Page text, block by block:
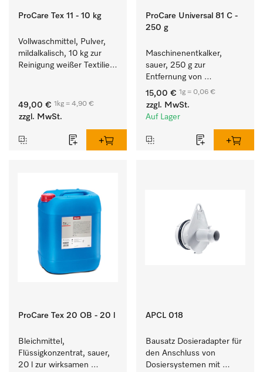
ProCare Tex 11 - 10 kg
Vollwaschmittel, Pulver,
mildalkalisch, 10 kg zur
Reinigung weißer Textilien
49,00 € 1kg = 4,90 €
zzgl. MwSt.
ProCare Universal 81 C -
250 g
Maschinenentkalker,
sauer, 250 g zur
Entfernung von
hartnäckigen
Kalkablagerungen.
15,00 € 1g = 0,06 €
zzgl. MwSt.
Auf Lager
ProCare Tex 20 OB - 20 l
Bleichmittel,
Flüssigkonzentrat, sauer,
20 l zur wirksamen
APCL 018
Bausatz Dosieradapter für
den Anschluss von
Dosiersystemen mit